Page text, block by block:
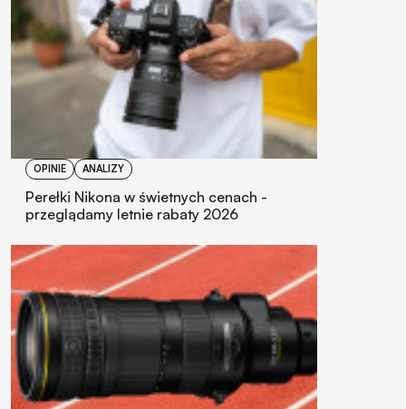
OPINIE ANALIZY
Perełki Nikona w świetnych cenach -
przeglądamy letnie rabaty 2026